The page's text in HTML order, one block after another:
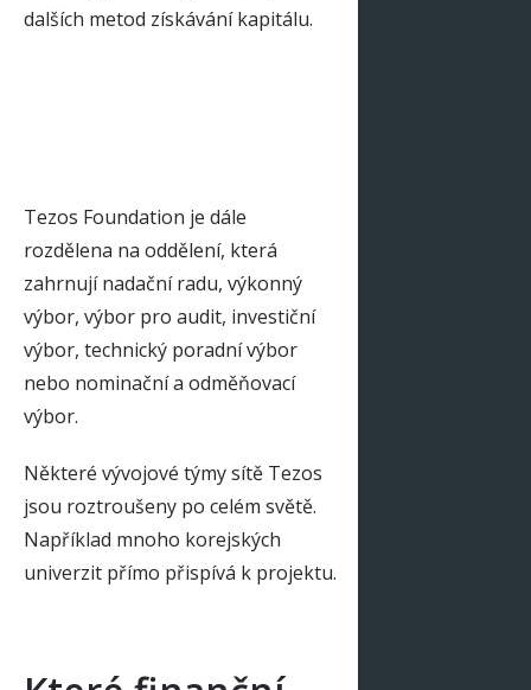
dalších metod získávání kapitálu.
Tezos Foundation je dále
rozdělena na oddělení, která
zahrnují nadační radu, výkonný
výbor, výbor pro audit, investiční
výbor, technický poradní výbor
nebo nominační a odměňovací
výbor.
Některé vývojové týmy sítě Tezos
jsou roztroušeny po celém světě.
Například mnoho korejských
univerzit přímo přispívá k projektu.